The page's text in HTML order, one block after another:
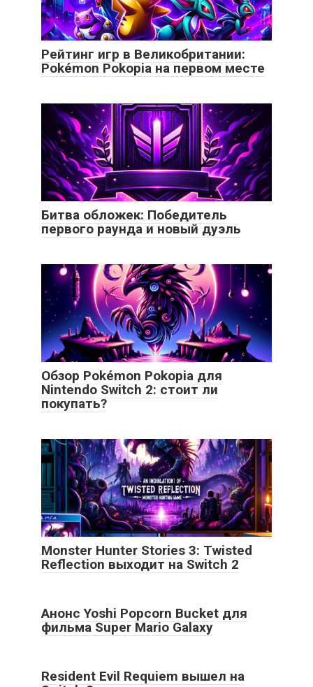
Рейтинг игр в Великобритании:
Pokémon Pokopia на первом месте
Битва обложек: Победитель
первого раунда и новый дуэль
Обзор Pokémon Pokopia для
Nintendo Switch 2: стоит ли
покупать?
Monster Hunter Stories 3: Twisted
Reflection выходит на Switch 2
Анонс Yoshi Popcorn Bucket для
фильма Super Mario Galaxy
Resident Evil Requiem вышел на